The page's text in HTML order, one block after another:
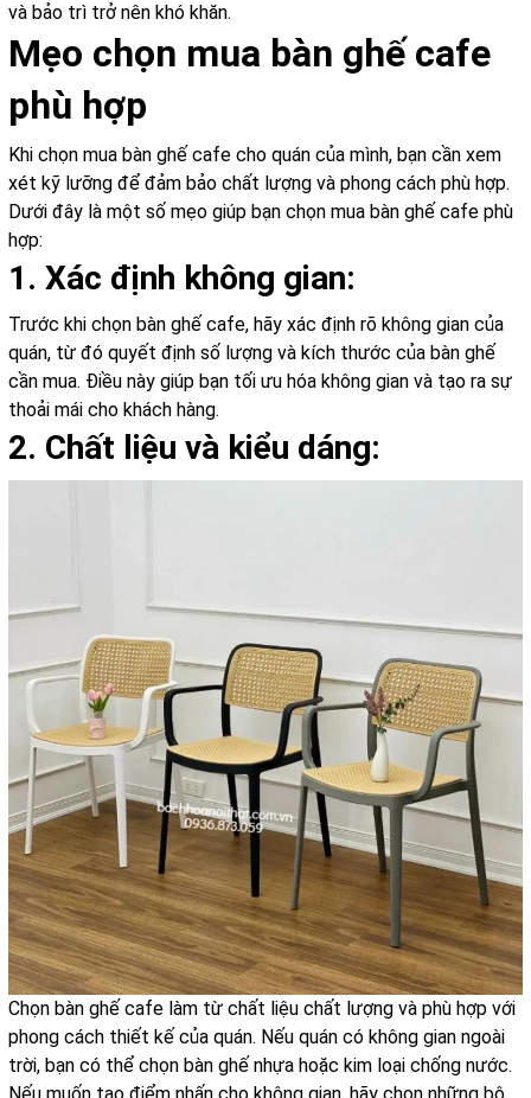
và bảo trì trở nên khó khăn.
Mẹo chọn mua bàn ghế cafe
phù hợp
Khi chọn mua bàn ghế cafe cho quán của mình, bạn cần xem
xét kỹ lưỡng để đảm bảo chất lượng và phong cách phù hợp.
Dưới đây là một số mẹo giúp bạn chọn mua bàn ghế cafe phù
hợp:
1. Xác định không gian:
Trước khi chọn bàn ghế cafe, hãy xác định rõ không gian của
quán, từ đó quyết định số lượng và kích thước của bàn ghế
cần mua. Điều này giúp bạn tối ưu hóa không gian và tạo ra sự
thoải mái cho khách hàng.
2. Chất liệu và kiểu dáng:
Chọn bàn ghế cafe làm từ chất liệu chất lượng và phù hợp với
phong cách thiết kế của quán. Nếu quán có không gian ngoài
trời, bạn có thể chọn bàn ghế nhựa hoặc kim loại chống nước.